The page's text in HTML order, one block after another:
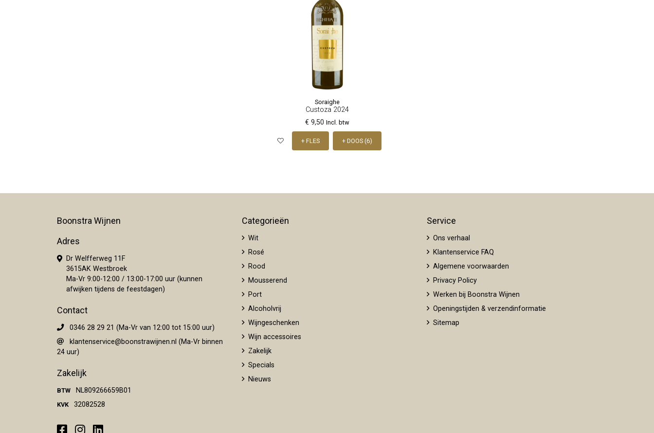
Soraighe
Custoza 2024
€ 9,50 Incl. btw
+ FLES + DOOS (6)
Boonstra Wijnen
Adres
Dr Welfferweg 11F
3615AK Westbroek
Ma-Vr 9:00-12:00 / 13:00-17:00 uur (kunnen
afwijken tijdens de feestdagen)
Contact
0346 28 29 21 (Ma-Vr van 12:00 tot 15:00 uur)
klantenservice@boonstrawijnen.nl (Ma-Vr binnen
24 uur)
Zakelijk
BTW NL809266659B01
KVK 32082528
Facebook
Instagram
LinkedIn
Categorieën
Wit
Rosé
Rood
Mousserend
Port
Alcoholvrij
Wijngeschenken
Wijn accessoires
Zakelijk
Specials
Nieuws
Service
Ons verhaal
Klantenservice FAQ
Algemene voorwaarden
Privacy Policy
Werken bij Boonstra Wijnen
Openingstijden & verzendinformatie
Sitemap